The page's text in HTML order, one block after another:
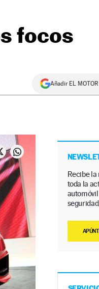
focos
Añadir EL
Recibe la
toda la